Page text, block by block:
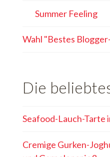
Summer Feeling
Wahl "Bestes
Die
Seafood-Lauch-Tarte
Cremige Gurken-